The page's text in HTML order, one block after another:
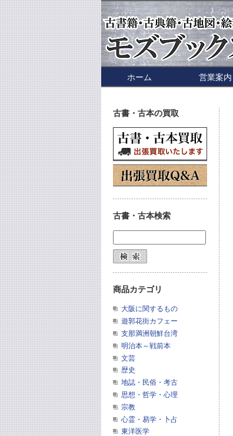
ホーム 営業案内
古書・古本の買取
古書・古本検索
商品カテゴリ
大阪に関するもの
遊郭花街カフェー
支那満洲朝鮮台湾
明治本～戦前本
文芸
歴史
地誌・民俗・考古
思想・哲学・心理
宗教
心霊・易学・卜占
東洋医学